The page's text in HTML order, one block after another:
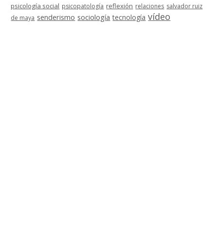
psicología social psicopatología reflexión relaciones salvador ruiz
de maya senderismo sociología tecnología vídeo